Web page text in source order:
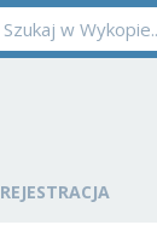
REJESTRACJA